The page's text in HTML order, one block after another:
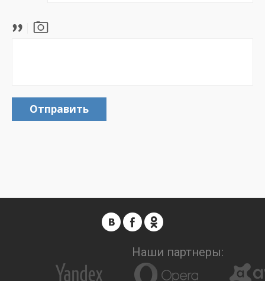
Отправить
Наши партнеры: